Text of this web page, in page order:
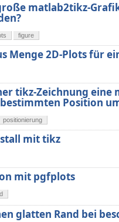
matlab2tikz-
figure
Menge 2D-Plots für
tikz-Zeichnung eine
Position
positionierung
mit tikz
mit pgfplots
glatten Rand bei